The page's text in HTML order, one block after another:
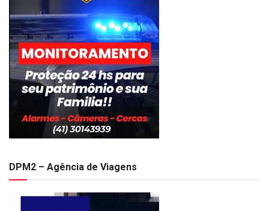
DPM2 – Agência de Viagens